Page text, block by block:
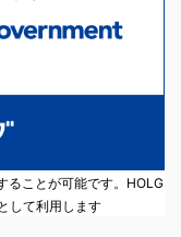
ることが可能です。HOLG
して利用します